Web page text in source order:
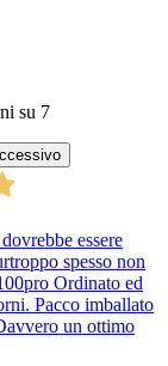
su 7
essere
spesso non
Ordinato ed
Pacco imballato
un ottimo